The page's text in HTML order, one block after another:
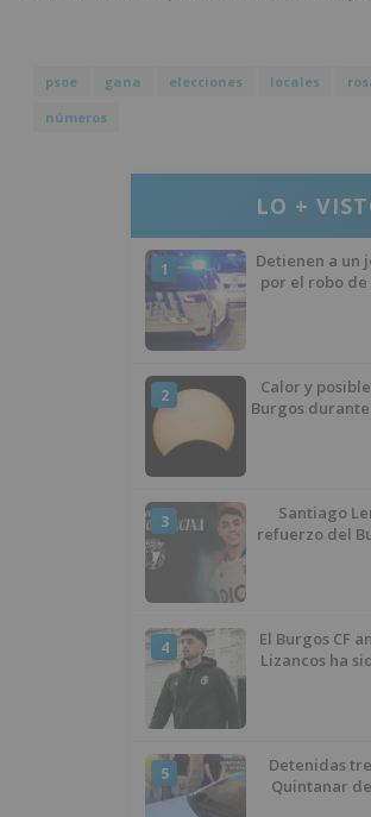
psoe gana elecciones locales
números
LO +
1
Detienen a un
por el robo
2
Calor y
Burgos
3
Santiago
refuerzo del
4
El Burgos CF
Lizancos ha
5
Detenidas
Quintanar